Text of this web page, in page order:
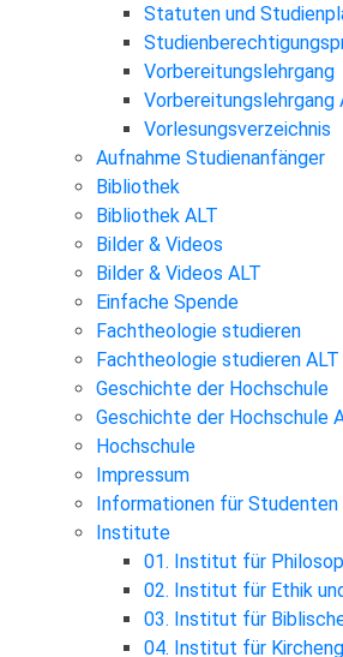
Statuten und
Vorbereitungslehrgang
Vorbereitungslehrgang
Vorlesungsverzeichnis
Aufnahme Studienanfänger
Bibliothek
Bibliothek ALT
Bilder & Videos
Bilder & Videos ALT
Einfache Spende
Fachtheologie studieren
Fachtheologie studieren ALT
Geschichte der Hochschule
Geschichte der Hochschule
Hochschule
Impressum
Informationen für Studenten
Institute
01. Institut für
02. Institut für Ethik
03. Institut für
04. Institut für